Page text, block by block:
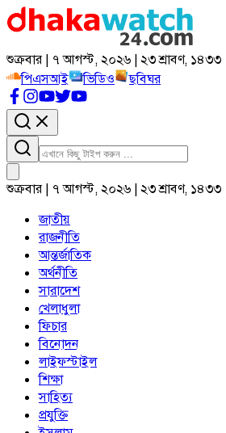
শুক্রবার | ৭ আগস্ট, ২০২৬ | ২৩ শ্রাবণ, ১৪৩৩
পিএসআই
ভিডিও ছবিঘর
শুক্রবার | ৭ আগস্ট, ২০২৬ | ২৩ শ্রাবণ, ১৪৩৩
জাতীয়
রাজনীতি
আন্তর্জাতিক
অর্থনীতি
সারাদেশ
খেলাধুলা
ফিচার
বিনোদন
লাইফস্টাইল
শিক্ষা
সাহিত্য
প্রযুক্তি